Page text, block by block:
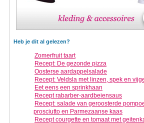
Heb je dit al gelezen?
Zomerfruit taart
Recept: De gezonde pizza
Oosterse aardappelsalade
Recept: Veldsla met linzen, spek en
Eet eens een sprinkhaan
Recept rabarber-aardbeiensaus
Recept: salade van geroosterde
prosciutto en Parmezaanse kaas
Recept courgette en tomaat met